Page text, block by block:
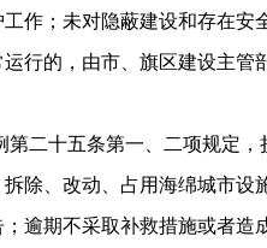
作；未对隐蔽建设和存在
行的，由市、旗区建设主
二十五条第一、二项规定
除、改动、占用海绵城市
逾期不采取补救措施或者